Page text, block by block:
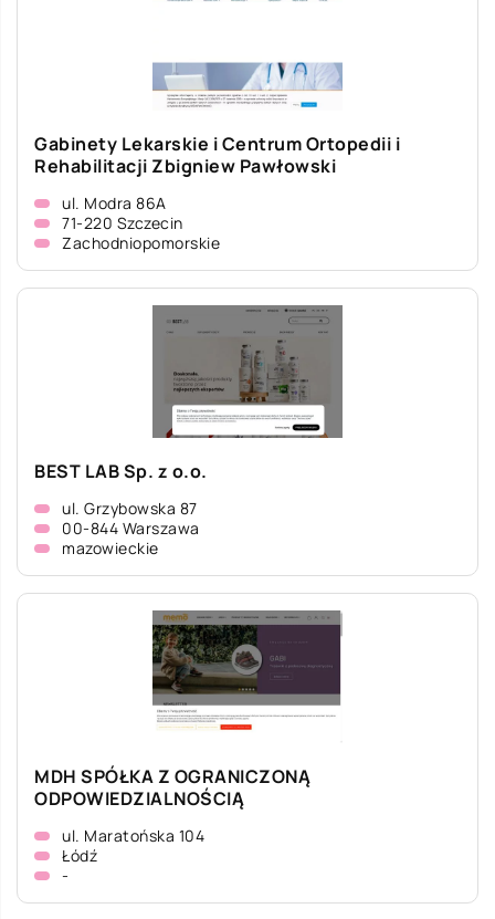
Gabinety Lekarskie i Centrum Ortopedii i
Rehabilitacji Zbigniew Pawłowski
ul. Modra 86A
71-220 Szczecin
Zachodniopomorskie
BEST LAB Sp. z o.o.
ul. Grzybowska 87
00-844 Warszawa
mazowieckie
MDH SPÓŁKA Z OGRANICZONĄ
ODPOWIEDZIALNOŚCIĄ
ul. Maratońska 104
Łódź
-